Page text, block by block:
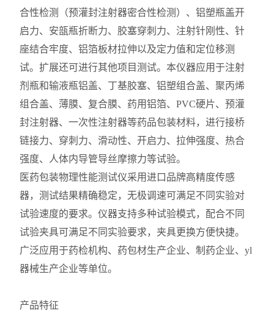
合性检测（预灌封注射器密合性检测）、铝塑瓶盖开
启力、安瓿瓶折断力、胶塞穿刺力、注射针刚性、针
座结合牢度、铝箔板材拉伸以及定力值和定位移测
试。扩展还可进行其他项目测试。本仪器应用于注射
剂瓶和输液瓶铝盖、丁基胶塞、铝塑组合盖、聚丙烯
组合盖、薄膜、复合膜、药用铝箔、PVC硬片、预灌
封注射器、一次性注射器等药品包装材料，进行接桥
链接力、穿刺力、滑动性、开启力、拉伸强度、热合
强度、人体内导管导丝摩擦力等试验。
医药包装物理性能测试仪采用进口品牌高精度传感
器，测试结果精确稳定，无极调速可满足不同实验对
试验速度的要求。仪器支持多种试验模式，配合不同
试验夹具可满足不同实验要求，夹具更换方便快捷。
广泛应用于药检机构、药包材生产企业、制药企业、yl
器械生产企业等单位。
产品特征